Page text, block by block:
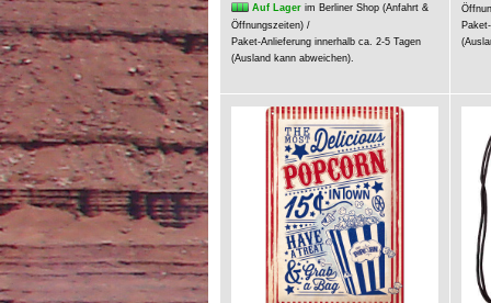
Auf Lagerim Berliner Shop (Anfahrt &
Öffnungszeiten) /
Paket-Anlieferung innerhalb ca. 2-5 Tagen
(Ausland kann abweichen).